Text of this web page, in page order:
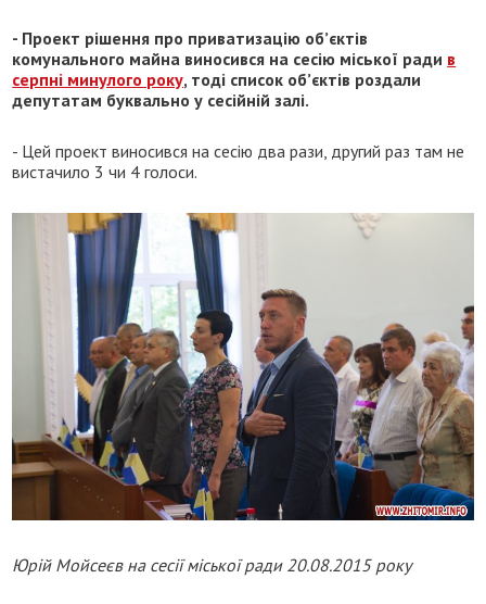
- Проект рішення про приватизацію об’єктів
комунального майна виносився на сесію міської ради в
серпні минулого року, тоді список об’єктів роздали
депутатам буквально у сесійній залі.
- Цей проект виносився на сесію два рази, другий раз там не
вистачило 3 чи 4 голоси.
Юрій Мойсеєв на сесії міської ради 20.08.2015 року